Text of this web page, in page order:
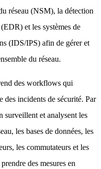
réseau (NSM), la détection
et les systèmes de
(IDS/IPS) afin de gérer et
du réseau.
des workflows qui
des incidents de sécurité. Par
et analysent les
les bases de données, les
les commutateurs et les
des mesures en